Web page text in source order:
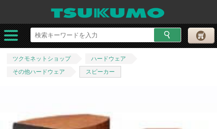
ツクモネットショップ
ハードウェア
その他ハードウェア
スピーカー